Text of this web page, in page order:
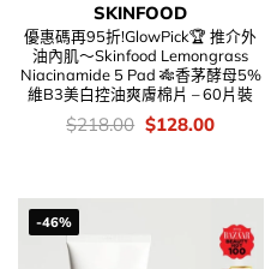
SKINFOOD
優惠碼再95折!GlowPick🏆 推介外
油內肌～Skinfood Lemongrass
Niacinamide 5 Pad 🎋香茅酵母5%
維B3美白控油爽膚棉片 – 60片裝
價
錢：
$218.00 Original
price
$128.00Current
-46%